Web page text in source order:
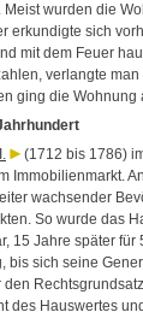
wurden die
erkundigte sich
mit dem Feuer
verlangte
ging die
(1712 bis 1786)
Immobilienmarkt.
wachsender
So wurde das
15 Jahre später
bis sich seine
den
des Hauswertes